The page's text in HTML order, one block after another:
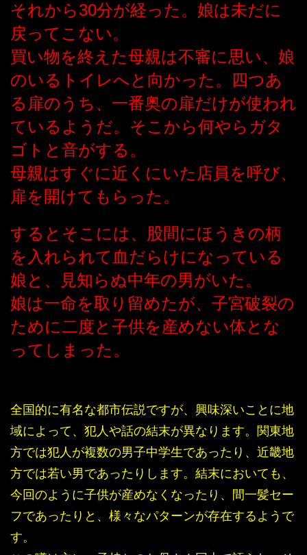
それから30分が経った。娘は未だに
戻ってこない。
買い物を終えた母親は不審に思い、娘
のいるトイレへと向かった。四つあ
る扉のうち、一番奥の扉だけが使われ
ているようだ。そこから何やらガタ
ゴトと音がする。
母親はすぐに近くにいた店員を呼び、
扉を開けてもらった。
するとそこには、股間にほうきの柄
を入れられて血だらけになっている
娘と、見知らぬ中年の男がいた。
娘は一命を取り留めたが、子宮破裂の
ために二度と子供を産めない体とな
ってしまった。
全国的に有名な都市伝説ですが、興味深いことに地
域によって、犯人や話の結末が異なります。関東地
方では犯人が複数の男子中学生であったり、近畿地
方では若い男であったりします。結末においても、
今回のように子供が産めなくなったり、間一髪セー
フであったりと、様々なパターンが存在するようで
す。